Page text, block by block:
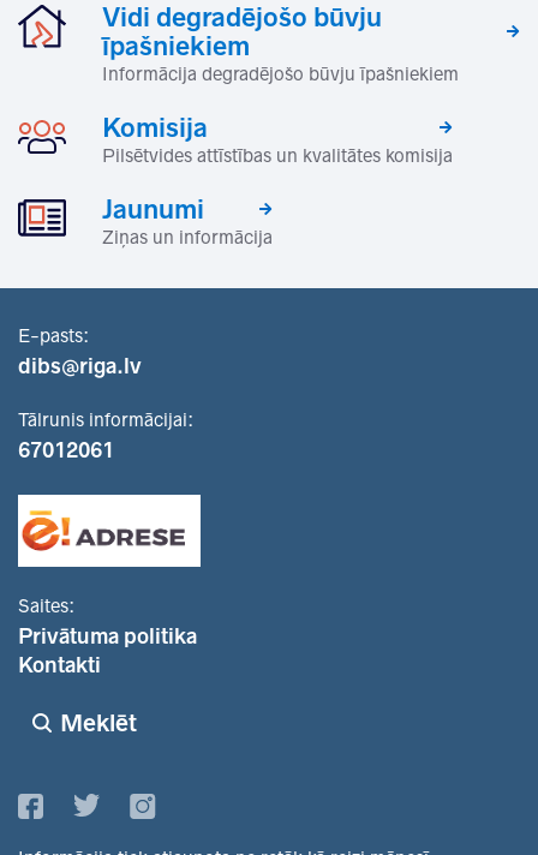
Vidi degradējošo būvju
īpašniekiem
Informācija degradējošo būvju īpašniekiem
Komisija
Pilsētvides attīstības un kvalitātes komisija
Jaunumi
Ziņas un informācija
E-pasts:
dibs@riga.lv
Tālrunis informācijai:
67012061
Saites:
Privātuma politika
Kontakti
Meklēt